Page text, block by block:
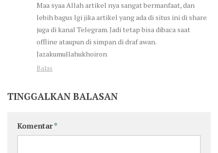
Maa syaa Allah artikel nya sangat bermanfaat, dan
lebih bagus lgi jika artikel yang ada di situs ini di share
juga di kanal Telegram. Jadi tetap bisa dibaca saat
offline ataupun di simpan di draf awan.
Jazakumullahukhoiron
Balas
TINGGALKAN BALASAN
Komentar*